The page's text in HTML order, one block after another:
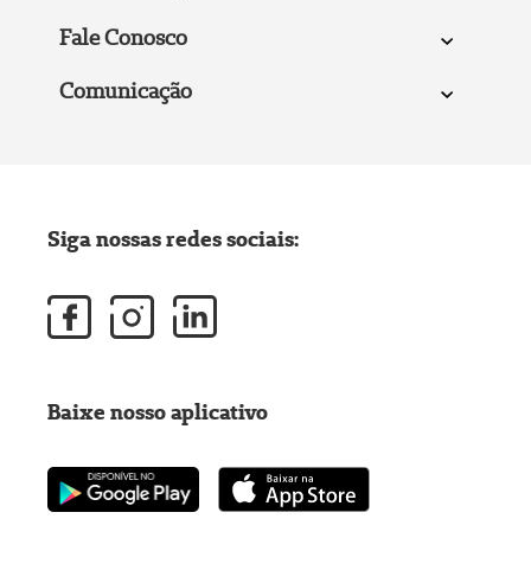
Fale Conosco
Comunicação
Siga nossas redes sociais:
Baixe nosso aplicativo